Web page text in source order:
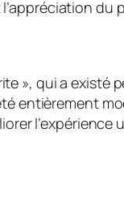
», qui a
entièrement
l’expérience